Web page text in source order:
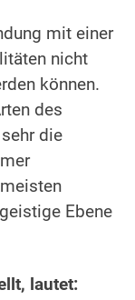
mit einer
nicht
können.
des
die
Ebene
lautet: